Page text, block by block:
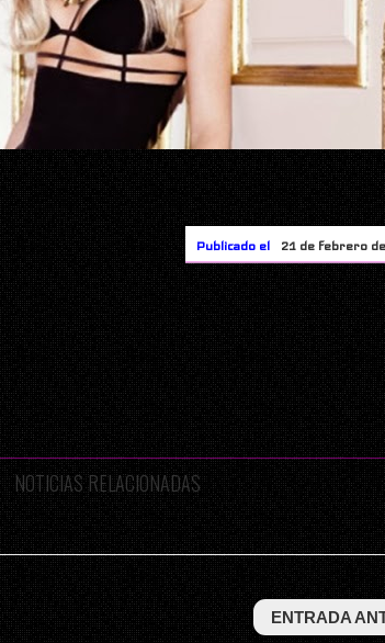
Publicado el 21 de febrero
NOTICIAS RELACIONADAS
ENTRADA